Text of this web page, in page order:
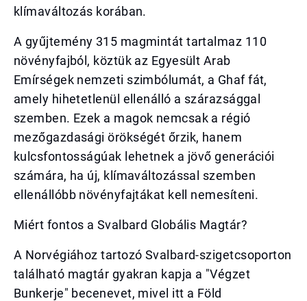
klímaváltozás korában.
A gyűjtemény 315 magmintát tartalmaz 110
növényfajból, köztük az Egyesült Arab
Emírségek nemzeti szimbólumát, a Ghaf fát,
amely hihetetlenül ellenálló a szárazsággal
szemben. Ezek a magok nemcsak a régió
mezőgazdasági örökségét őrzik, hanem
kulcsfontosságúak lehetnek a jövő generációi
számára, ha új, klímaváltozással szemben
ellenállóbb növényfajtákat kell nemesíteni.
Miért fontos a Svalbard Globális Magtár?
A Norvégiához tartozó Svalbard-szigetcsoporton
található magtár gyakran kapja a "Végzet
Bunkerje" becenevet, mivel itt a Föld